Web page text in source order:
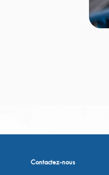
Contactez-nous